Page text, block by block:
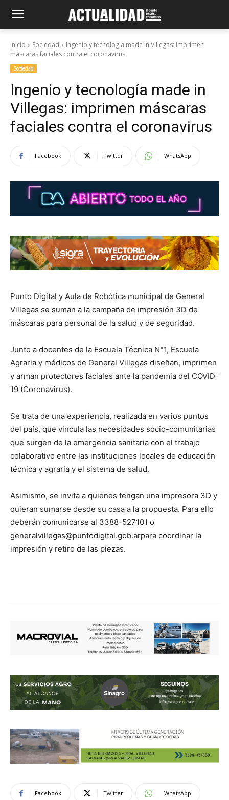
Inicio Sociedad
Ingenio y tecnología made in Villegas: imprimen
máscaras faciales contra el coronavirus
Sociedad
Ingenio y tecnología made in
Villegas: imprimen máscaras
faciales contra el coronavirus
Facebook Twitter WhatsApp
Punto Digital y Aula de Robótica municipal de General
Villegas se suman a la campaña de impresión 3D de
máscaras para personal de la salud y de seguridad.
Junto a docentes de la Escuela Técnica N°1, Escuela
Agraria y médicos de General Villegas diseñan, imprimen
y arman protectores faciales ante la pandemia del COVID-
19 (Coronavirus).
Se trata de una experiencia, realizada en varios puntos
del país, que vincula las necesidades socio-comunitarias
que surgen de la emergencia sanitaria con el trabajo
colaborativo entre las instituciones locales de educación
técnica y agraria y el sistema de salud.
Asimismo, se invita a quienes tengan una impresora 3D y
quieran sumarse desde su casa a la propuesta. Para ello
deberán comunicarse al 3388-527101 o
generalvillegas@puntodigital.gob.arpara coordinar la
impresión y retiro de las piezas.
Facebook Twitter WhatsApp